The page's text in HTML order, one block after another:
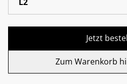
Jetzt
Zum Warenkorb